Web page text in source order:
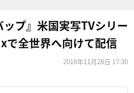
ップ』米国実写TVシリー
で全世界へ向けて配信
2018年11月28日 17:30